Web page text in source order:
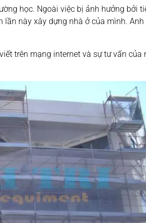
học. Ngoài việc bị ảnh hưởng bởi
này xây dựng nhà ở của mình.
trên mạng internet và sự tư vấn của